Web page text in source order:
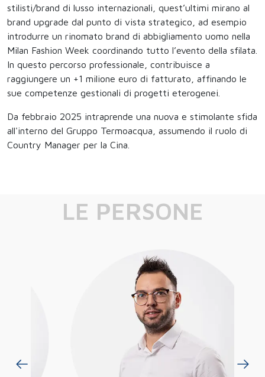
stilisti/brand di lusso internazionali, quest’ultimi mirano al
brand upgrade dal punto di vista strategico, ad esempio
introdurre un rinomato brand di abbigliamento uomo nella
Milan Fashion Week coordinando tutto l’evento della sfilata.
In questo percorso professionale, contribuisce a
raggiungere un +1 milione euro di fatturato, affinando le
sue competenze gestionali di progetti eterogenei.
Da febbraio 2025 intraprende una nuova e stimolante sfida
all'interno del Gruppo Termoacqua, assumendo il ruolo di
Country Manager per la Cina.
LE PERSONE